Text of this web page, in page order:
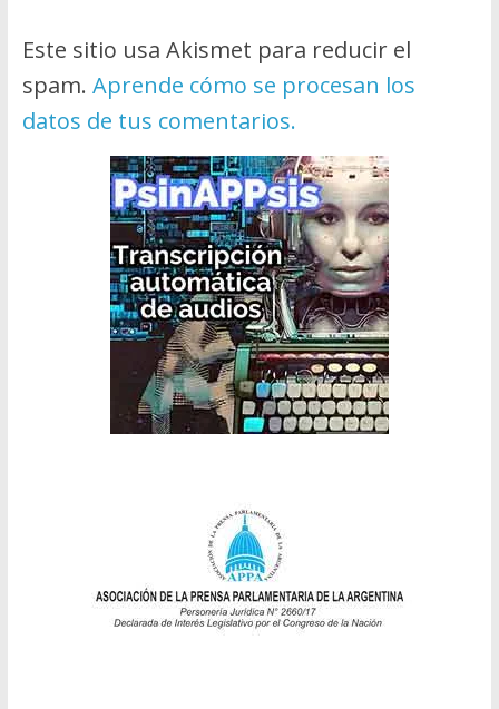
Este sitio usa Akismet para reducir el
spam. Aprende cómo se procesan los
datos de tus comentarios.